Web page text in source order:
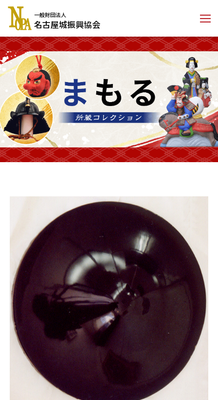
ン
ツ
に
ス
キ
ッ
プ
一般財団法人
名古屋城振興協会